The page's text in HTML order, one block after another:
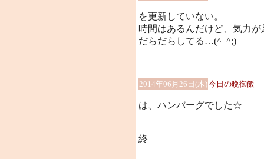
を更新していない。
時間はあるんだけど、気力が
だらだらしてる…(^_^;)
2014年06月26日(木)今日の晩御飯
は、ハンバーグでした☆
終